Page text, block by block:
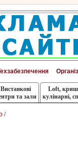
Виставкові
та зали
Loft,
кулінарні,
/